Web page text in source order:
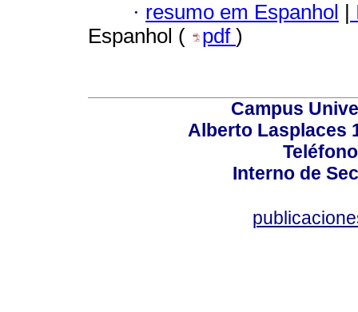
· resumo em Espanhol
Espanhol (
pdf )
Campus
Alberto Lasplaces
Interno de